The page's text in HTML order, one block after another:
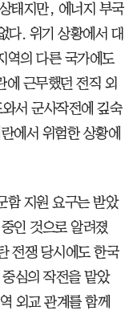
태지만, 에너지 부국
다. 위기 상황에서 대
역의 다른 국가에도
에 근무했던 전직 외
서 군사작전에 깊숙
에서 위험한 상황에
함 지원 요구는 받았
인 것으로 알려졌
전쟁 당시에도 한국
심의 작전을 맡았
외교 관계를 함께